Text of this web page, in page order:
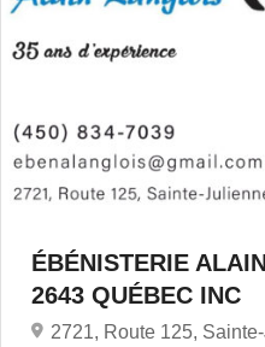
ÉBÉNISTERIE
2643 QUÉBEC INC
2721, Route 125,